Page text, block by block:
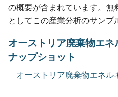
の概要が含まれています。無
としてこの産業分析のサンプ
オーストリア廃棄物エ
ナップショット
オーストリア廃棄物エネル